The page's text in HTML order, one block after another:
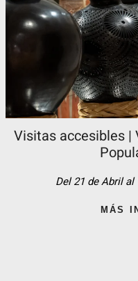
Visitas accesibles |
Del 21 de Abril al
MÁS